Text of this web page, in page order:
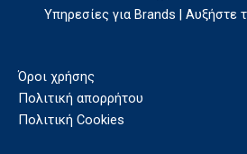
Υπηρεσίες για Brands | Αυξήστε
Όροι χρήσης
Πολιτική απορρήτου
Πολιτική Cookies